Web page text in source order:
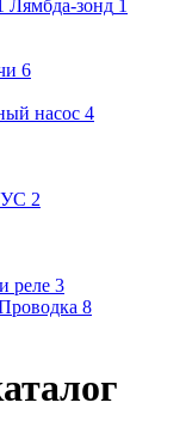
Лямбда-зонд 1
6
насос 4
2
реле 3
8